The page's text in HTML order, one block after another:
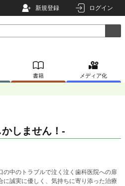
新規登録 ログイン
書籍 メディア化
しません！‐
中のトラブルで泣く泣く歯科医院への扉
誠実に優しく、気持ちに寄り添った治療